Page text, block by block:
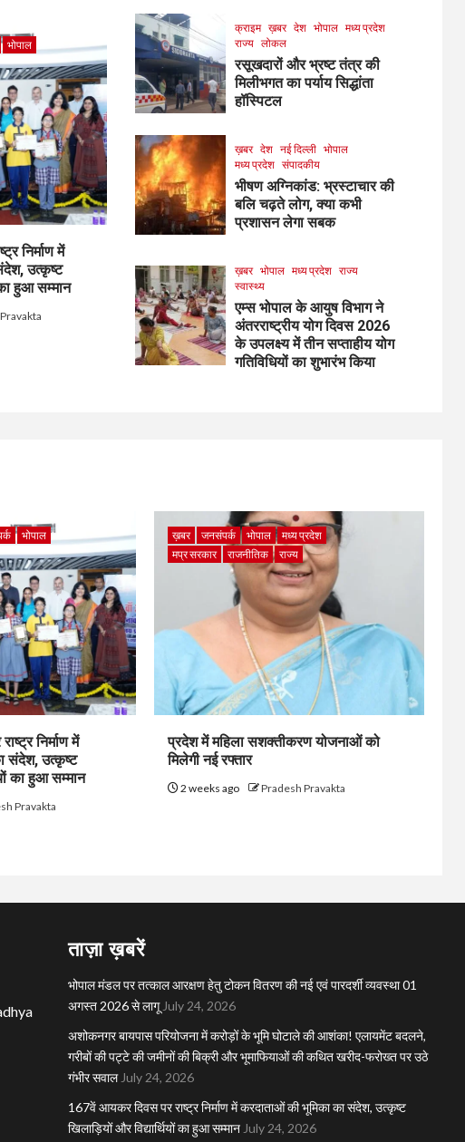
भोपाल
निर्माण में
उत्कृष्ट
का हुआ सम्मान
क्राइम ख़बर देश भोपाल मध्य प्रदेश
राज्य लोकल
रसूखदारों और भ्रष्ट तंत्र की
मिलीभगत का पर्याय सिद्धांता
हॉस्पिटल
ख़बर देश नई दिल्ली भोपाल
मध्य प्रदेश संपादकीय
भीषण अग्निकांड: भ्रस्टाचार की
बलि चढ़ते लोग, क्या कभी
प्रशासन लेगा सबक
ख़बर भोपाल मध्य प्रदेश राज्य
स्वास्थ्य
एम्स भोपाल के आयुष विभाग ने
अंतरराष्ट्रीय योग दिवस 2026
के उपलक्ष्य में तीन सप्ताहीय योग
गतिविधियों का शुभारंभ किया
भोपाल
निर्माण में
संदेश, उत्कृष्ट
का हुआ सम्मान
Pravakta
ख़बर जनसंपर्क भोपाल
मध्य प्रदेश
मप्र सरकार
राजनीतिक राज्य
प्रदेश में महिला सशक्तीकरण योजनाओं को
मिलेगी नई रफ्तार
2 weeks ago Pradesh Pravakta
ताज़ा ख़बरें
भोपाल मंडल पर तत्काल आरक्षण हेतु टोकन वितरण की नई एवं पारदर्शी व्यवस्था 01
अगस्त 2026 से लागू July 24, 2026
अशोकनगर बायपास परियोजना में करोड़ों के भूमि घोटाले की आशंका! एलायमेंट बदलने,
गरीबों की पट्टे की जमीनों की बिक्री और भूमाफियाओं की कथित खरीद-फरोख्त पर उठे
गंभीर सवाल July 24, 2026
167वें आयकर दिवस पर राष्ट्र निर्माण में करदाताओं की भूमिका का संदेश, उत्कृष्ट
खिलाड़ियों और विद्यार्थियों का हुआ सम्मान July 24, 2026